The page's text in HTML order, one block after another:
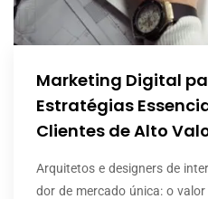
Marketing Digital
Estratégias
Clientes de Alto
Arquitetos e designers de
dor de mercado única: o